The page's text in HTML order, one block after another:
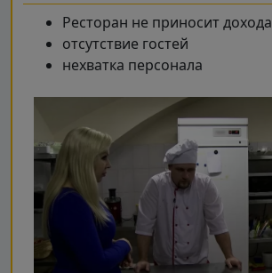
Ресторан не приносит дохода
отсутствие гостей
нехватка персонала